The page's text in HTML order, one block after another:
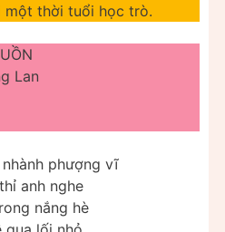
một thời tuổi học trò.
Lan
phượng vĩ
anh nghe
nắng hè